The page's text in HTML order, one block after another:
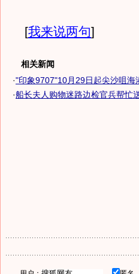
[我来说两句]
相关新闻
·"印象9707"10月29日起尖沙咀海
·船长夫人购物迷路边检官兵帮忙